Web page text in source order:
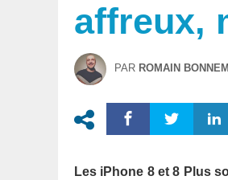
affreux,
PAR ROMAIN
Les iPhone 8 et 8 Plus